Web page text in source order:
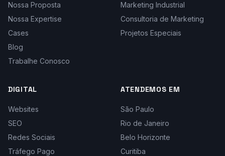
Nossa Proposta
Nossa Expertise
Cases
Blog
Trabalhe Conosco
Marketing Industrial
Consultoria de Marketing
Projetos Especiais
DIGITAL
Websites
SEO
Redes Sociais
Tráfego Pago
ATENDEMOS EM
São Paulo
Rio de Janeiro
Belo Horizonte
Curitiba